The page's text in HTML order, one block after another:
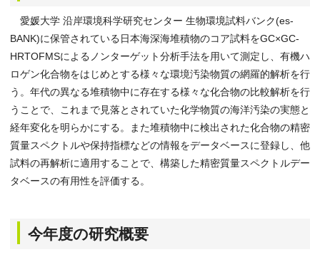
愛媛大学 沿岸環境科学研究センター 生物環境試料バンク(es-
BANK)に保管されている日本海深海堆積物のコア試料をGC×GC-
HRTOFMSによるノンターゲット分析手法を用いて測定し、有機ハ
ロゲン化合物をはじめとする様々な環境汚染物質の網羅的解析を行
う。年代の異なる堆積物中に存在する様々な化合物の比較解析を行
うことで、これまで見落とされていた化学物質の海洋汚染の実態と
経年変化を明らかにする。また堆積物中に検出された化合物の精密
質量スペクトルや保持指標などの情報をデータベースに登録し、他
試料の再解析に適用することで、構築した精密質量スペクトルデー
タベースの有用性を評価する。
今年度の研究概要